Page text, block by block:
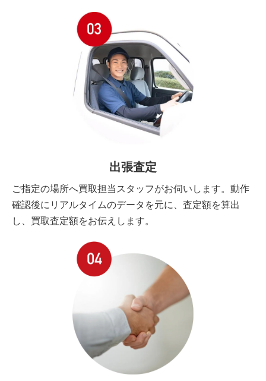
出張査定
ご指定の場所へ買取担当スタッフがお伺いします。動作
確認後にリアルタイムのデータを元に、査定額を算出
し、買取査定額をお伝えします。